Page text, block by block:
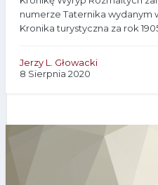
numerze Taternika wydanym
Kronika turystyczna za rok
Jerzy L. Głowacki
8 Sierpnia 2020